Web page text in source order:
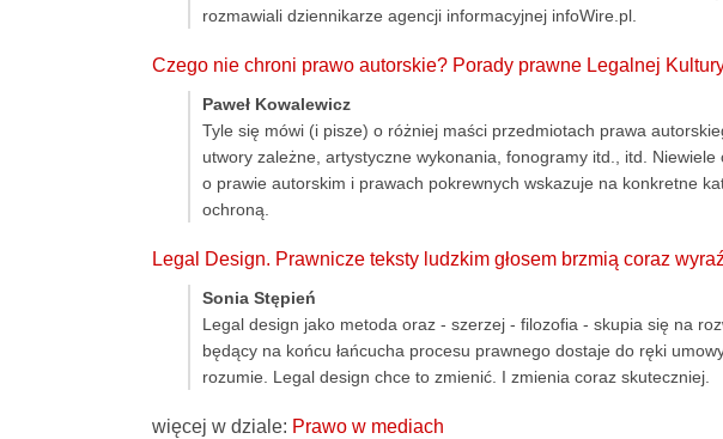
rozmawiali dziennikarze agencji informacyjnej infoWire.pl.
Czego nie chroni prawo autorskie? Porady prawne Legalnej
Paweł Kowalewicz
Tyle się mówi (i pisze) o różniej maści przedmiotach prawa
utwory zależne, artystyczne wykonania, fonogramy itd., itd.
o prawie autorskim i prawach pokrewnych wskazuje na konkretne
ochroną.
Legal Design. Prawnicze teksty ludzkim głosem brzmią coraz
Sonia Stępień
Legal design jako metoda oraz - szerzej - filozofia - skupia się na
będący na końcu łańcucha procesu prawnego dostaje do ręki
rozumie. Legal design chce to zmienić. I zmienia coraz skuteczniej.
więcej w dziale: Prawo w mediach